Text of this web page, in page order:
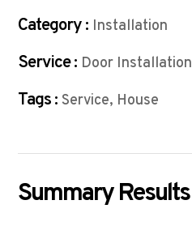
Category : Installation
Service : Door Installation
Tags : Service, House
Summary Results